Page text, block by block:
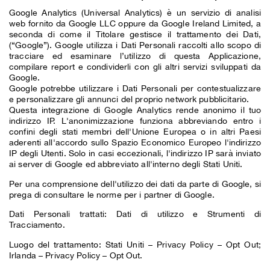
Google Analytics (Universal Analytics) è un servizio di analisi
web fornito da Google LLC oppure da Google Ireland Limited, a
seconda di come il Titolare gestisce il trattamento dei Dati,
(“Google”). Google utilizza i Dati Personali raccolti allo scopo di
tracciare ed esaminare l’utilizzo di questa Applicazione,
compilare report e condividerli con gli altri servizi sviluppati da
Google.
Google potrebbe utilizzare i Dati Personali per contestualizzare
e personalizzare gli annunci del proprio network pubblicitario.
Questa integrazione di Google Analytics rende anonimo il tuo
indirizzo IP. L'anonimizzazione funziona abbreviando entro i
confini degli stati membri dell'Unione Europea o in altri Paesi
aderenti all'accordo sullo Spazio Economico Europeo l'indirizzo
IP degli Utenti. Solo in casi eccezionali, l'indirizzo IP sarà inviato
ai server di Google ed abbreviato all'interno degli Stati Uniti.
Per una comprensione dell'utilizzo dei dati da parte di Google, si
prega di consultare le norme per i partner di Google.
Dati Personali trattati: Dati di utilizzo e Strumenti di
Tracciamento.
Luogo del trattamento: Stati Uniti – Privacy Policy–Opt Out;
Irlanda – Privacy Policy – Opt Out.